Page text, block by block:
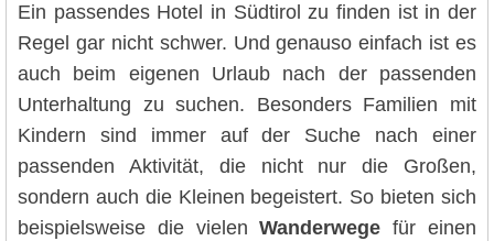
Ein passendes Hotel in Südtirol zu finden ist in der
Regel gar nicht schwer. Und genauso einfach ist es
auch beim eigenen Urlaub nach der passenden
Unterhaltung zu suchen. Besonders Familien mit
Kindern sind immer auf der Suche nach einer
passenden Aktivität, die nicht nur die Großen,
sondern auch die Kleinen begeistert. So bieten sich
beispielsweise die vielenWanderwege für einen